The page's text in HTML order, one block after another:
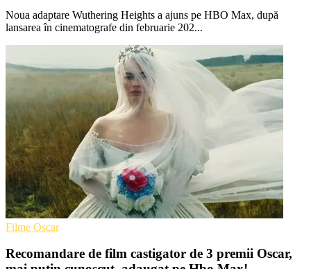
Noua adaptare Wuthering Heights a ajuns pe HBO Max, după
lansarea în cinematografe din februarie 202...
Filme Oscar
Recomandare de film castigator de 3 premii Oscar,